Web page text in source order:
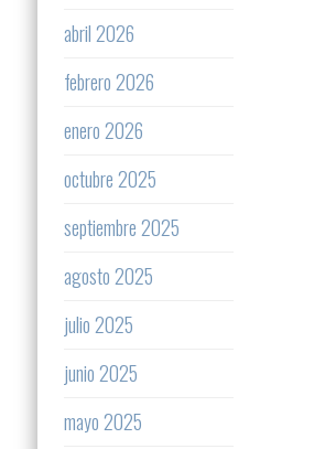
abril 2026
febrero 2026
enero 2026
octubre 2025
septiembre 2025
agosto 2025
julio 2025
junio 2025
mayo 2025